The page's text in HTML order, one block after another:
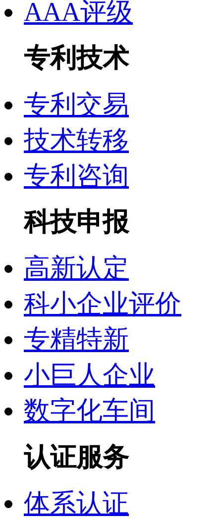
AAA评级
专利技术
专利交易
技术转移
专利咨询
科技申报
高新认定
科小企业评价
专精特新
小巨人企业
数字化车间
认证服务
体系认证